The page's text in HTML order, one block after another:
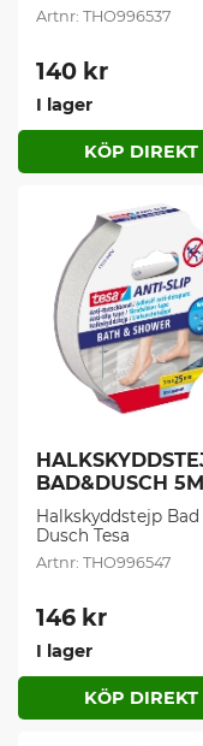
THO996537
140 kr
I lager
BAD&DUSCH 5M
25MM (1 st/frp)
Halkskyddstejp Bad
Dusch Tesa
THO996547
146 kr
I lager